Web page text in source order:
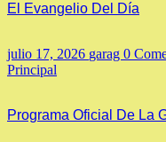
El Evangelio Del Día
julio 17, 2026 garag 0
Principal
Programa Oficial De La